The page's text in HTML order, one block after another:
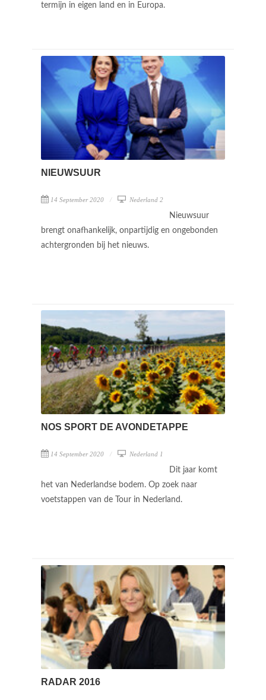
termijn in eigen land en in Europa.
NIEUWSUUR
14 September 2020 Nederland 2
Nieuwsuur
brengt onafhankelijk, onpartijdig en ongebonden
achtergronden bij het nieuws.
NOS SPORT DE AVONDETAPPE
14 September 2020 Nederland 1
Dit jaar komt
het van Nederlandse bodem. Op zoek naar
voetstappen van de Tour in Nederland.
RADAR 2016